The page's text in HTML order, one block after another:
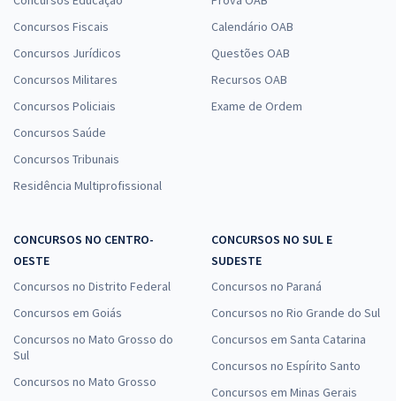
Concursos Fiscais
Concursos Jurídicos
Concursos Militares
Concursos Policiais
Concursos Saúde
Concursos Tribunais
Residência Multiprofissional
Calendário OAB
Questões OAB
Recursos OAB
Exame de Ordem
CONCURSOS NO CENTRO-
OESTE
Concursos no Distrito Federal
Concursos em Goiás
Concursos no Mato Grosso do
Sul
Concursos no Mato Grosso
CONCURSOS NO SUL E
SUDESTE
Concursos no Paraná
Concursos no Rio Grande do Sul
Concursos em Santa Catarina
Concursos no Espírito Santo
Concursos em Minas Gerais